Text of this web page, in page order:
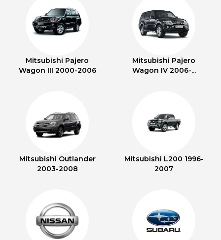
Mitsubishi Pajero
Wagon III 2000-2006
Mitsubishi Pajero
Wagon IV 2006-...
Mitsubishi Outlander
2003-2008
Mitsubishi L200 1996-
2007